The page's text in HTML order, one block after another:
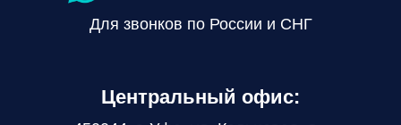
Для звонков по России и СНГ
Центральный офис: